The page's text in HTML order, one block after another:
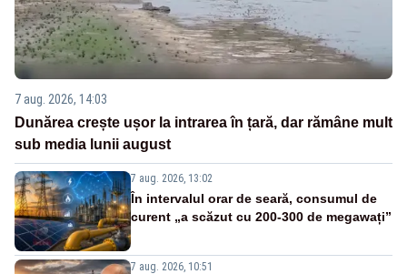
7 aug. 2026, 14:03
Dunărea crește ușor la intrarea în țară, dar rămâne mult
sub media lunii august
7 aug. 2026, 13:02
În intervalul orar de seară, consumul de
curent „a scăzut cu 200-300 de megawați”
7 aug. 2026, 10:51